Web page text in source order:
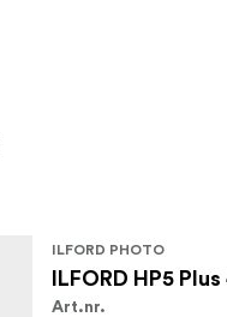
ILFORD PHOTO
ILFORD HP5
Art.nr.